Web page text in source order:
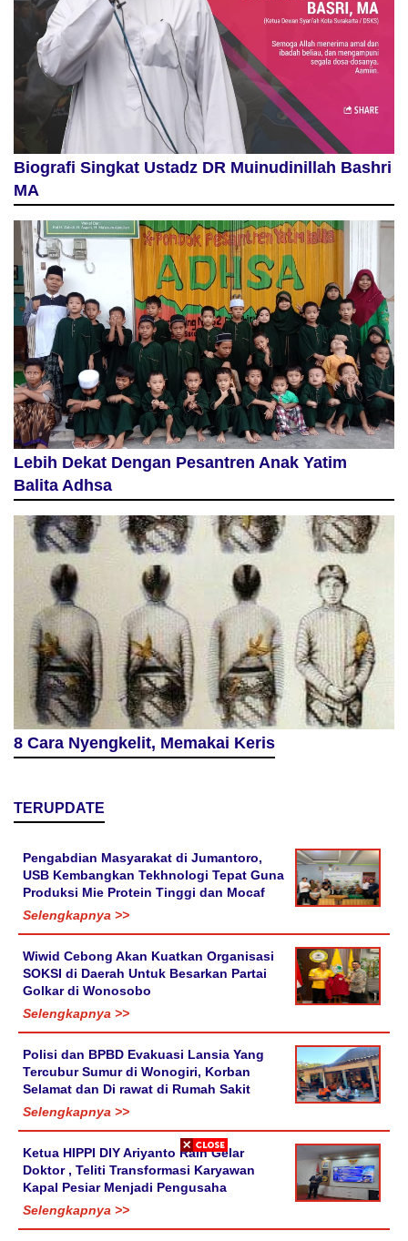
Biografi Singkat Ustadz DR Muinudinillah Bashri
MA
Lebih Dekat Dengan Pesantren Anak Yatim
Balita Adhsa
8 Cara Nyengkelit, Memakai Keris
TERUPDATE
Pengabdian Masyarakat di Jumantoro,
USB Kembangkan Tekhnologi Tepat Guna
Produksi Mie Protein Tinggi dan Mocaf
Selengkapnya >>
Wiwid Cebong Akan Kuatkan Organisasi
SOKSI di Daerah Untuk Besarkan Partai
Golkar di Wonosobo
Selengkapnya >>
Polisi dan BPBD Evakuasi Lansia Yang
Tercubur Sumur di Wonogiri, Korban
Selamat dan Di rawat di Rumah Sakit
Selengkapnya >>
Ketua HIPPI DIY Ariyanto Raih Gelar
Doktor , Teliti Transformasi Karyawan
Kapal Pesiar Menjadi Pengusaha
Selengkapnya >>